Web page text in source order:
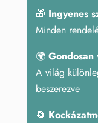
🎁 Ingyenes
Minden
🌍
A világ
beszerezve
🔄